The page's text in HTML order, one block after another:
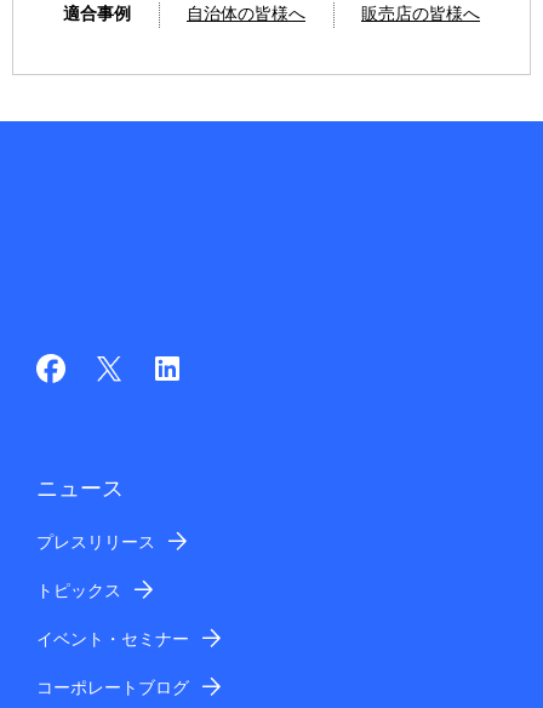
適合事例
自治体の皆様へ 販売店の皆様へ
ニュース
プレスリリース
トピックス
イベント・セミナー
コーポレートブログ